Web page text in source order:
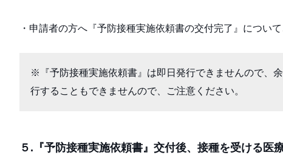
・申請者の方へ『予防接種実施依頼書の交付完了』につい
※『予防接種実施依頼書』は即日発行できませんので、
行することもできませんので、ご注意ください。
５.『予防接種実施依頼書』交付後、接種を受ける医